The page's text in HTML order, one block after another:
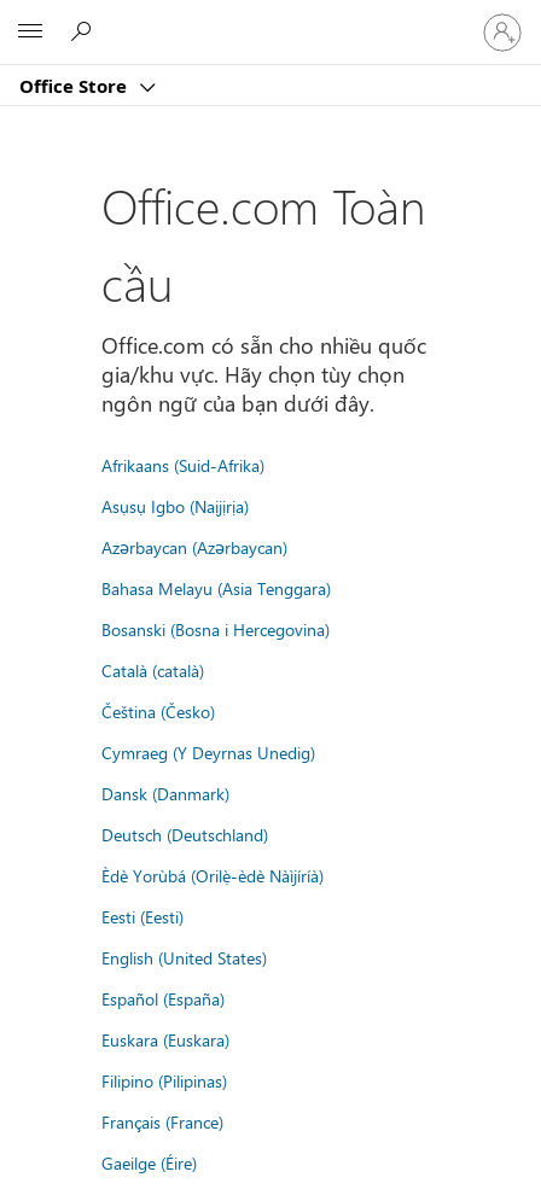
Office Store
Đăng
nhập
tài
của
Office.com Toàn
cầu
Office.com có sẵn cho nhiều quốc
gia/khu vực. Hãy chọn tùy chọn
ngôn ngữ của bạn dưới đây.
Afrikaans (Suid-Afrika)
Asụsụ Igbo (Naịjịrịa)
Azərbaycan (Azərbaycan)
Bahasa Melayu (Asia Tenggara)
Bosanski (Bosna i Hercegovina)
Català (català)
Čeština (Česko)
Cymraeg (Y Deyrnas Unedig)
Dansk (Danmark)
Deutsch (Deutschland)
Èdè Yorùbá (Orilẹ̀-èdè Nàìjíríà)
Eesti (Eesti)
English (United States)
Español (España)
Euskara (Euskara)
Filipino (Pilipinas)
Français (France)
Gaeilge (Éire)